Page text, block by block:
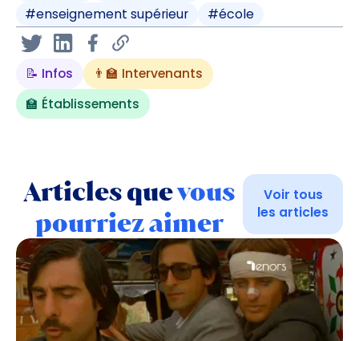
#enseignement supérieur #école
📝 Infos
👨‍🏫 Intervenants
🏫 Établissements
Articles quevous
pourriez aimer
Voir tous
les articles